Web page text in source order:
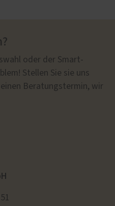
oder der Smart-
Stellen Sie sie uns
Beratungstermin, wir